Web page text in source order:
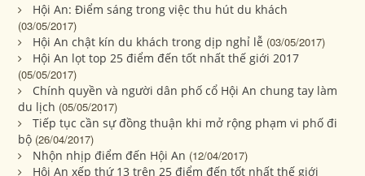
Hội An: Điểm sáng trong việc thu hút du khách
(03/05/2017)
Hội An chật kín du khách trong dịp nghỉ lễ (03/05/2017)
Hội An lọt top 25 điểm đến tốt nhất thế giới 2017
(05/05/2017)
Chính quyền và người dân phố cổ Hội An chung tay làm
du lịch (05/05/2017)
Tiếp tục cần sự đồng thuận khi mở rộng phạm vi phố đi
bộ (26/04/2017)
Nhộn nhịp điểm đến Hội An (12/04/2017)
Hội An xếp thứ 13 trên 25 điểm đến tốt nhất thế giới